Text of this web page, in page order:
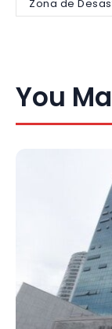
Zona de
You